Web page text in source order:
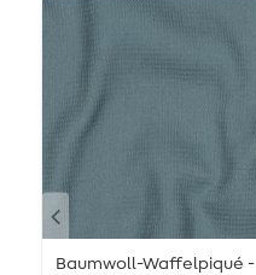
Baumwoll-Waffelpiqué -